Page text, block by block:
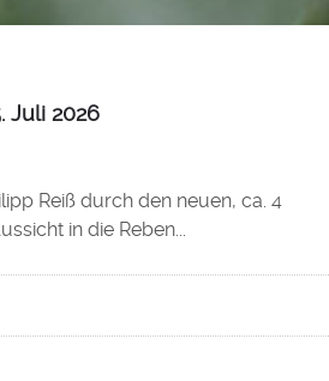
Juli 2026
Reiß durch den neuen, ca. 4
in die Reben...